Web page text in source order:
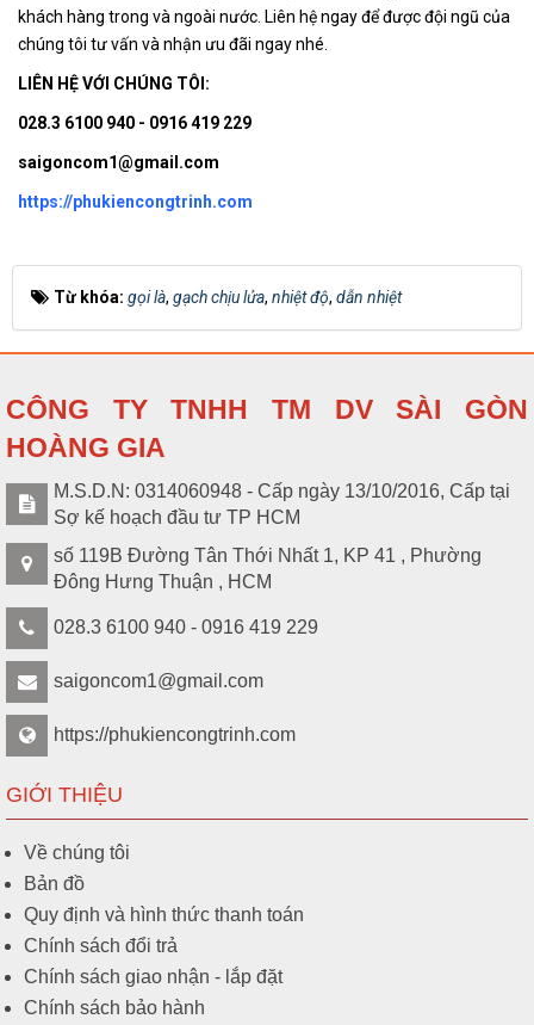
khách hàng trong và ngoài nước. Liên hệ ngay để được đội ngũ của
chúng tôi tư vấn và nhận ưu đãi ngay nhé.
LIÊN HỆ VỚI CHÚNG TÔI:
028.3 6100 940 - 0916 419 229
saigoncom1@gmail.com
https://phukiencongtrinh.com
Từ khóa: gọi là, gạch chịu lửa, nhiệt độ, dẫn nhiệt
CÔNG TY TNHH TM DV SÀI GÒN
HOÀNG GIA
M.S.D.N: 0314060948 - Cấp ngày 13/10/2016, Cấp tại
Sợ kế hoạch đầu tư TP HCM
số 119B Đường Tân Thới Nhất 1, KP 41 , Phường
Đông Hưng Thuận , HCM
028.3 6100 940 - 0916 419 229
saigoncom1@gmail.com
https://phukiencongtrinh.com
GIỚI THIỆU
Về chúng tôi
Bản đồ
Quy định và hình thức thanh toán
Chính sách đổi trả
Chính sách giao nhận - lắp đặt
Chính sách bảo hành